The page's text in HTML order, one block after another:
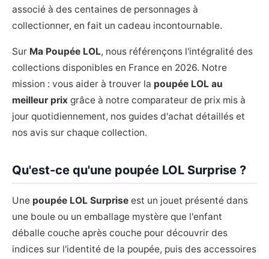
associé à des centaines de personnages à
collectionner, en fait un cadeau incontournable.
Sur Ma Poupée LOL, nous référençons l'intégralité des
collections disponibles en France en 2026. Notre
mission : vous aider à trouver la poupée LOL au
meilleur prix grâce à notre comparateur de prix mis à
jour quotidiennement, nos guides d'achat détaillés et
nos avis sur chaque collection.
Qu'est-ce qu'une poupée LOL Surprise ?
Une poupée LOL Surprise est un jouet présenté dans
une boule ou un emballage mystère que l'enfant
déballe couche après couche pour découvrir des
indices sur l'identité de la poupée, puis des accessoires